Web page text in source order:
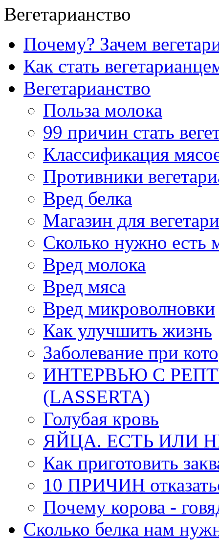
Вегетарианство
Почему? Зачем
Как стать
Вегетарианство
Польза молока
99 причин стать
Классификация
Противники
Вред белка
Магазин для
Сколько нужно есть
Вред молока
Вред мяса
Вред микроволновки
Как улучшить жизнь
Заболевание при
ИНТЕРВЬЮ С
(LАSSERTA)
Голубая кровь
ЯЙЦА. ЕСТЬ ИЛИ
Как приготовить
10 ПРИЧИН
Почему корова -
Сколько белка нам